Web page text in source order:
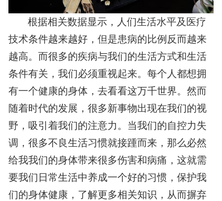
根据相关数据显示，人们生活水平及医疗
技术条件越来越好，但是患病的比例反而越来
越高。而很多的疾病与我们的生活方式和生活
条件有关，我们必须重视起来。每个人都想拥
有一个健康的身体，去看看这万千世界。然而
随着时代的发展，很多新事物出现在我们的视
野，吸引着我们的注意力。当我们的自控力失
调，很多不良生活习惯就接踵而来，那么必然
给我我们的身体带来很多伤害和病痛，这就需
要我们日常生活中养成一个好的习惯，保护我
们的身体健康，了解更多相关知识，从而摒弃